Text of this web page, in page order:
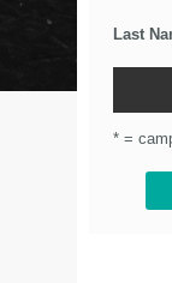
Last
* =
© Circulo
reservados.